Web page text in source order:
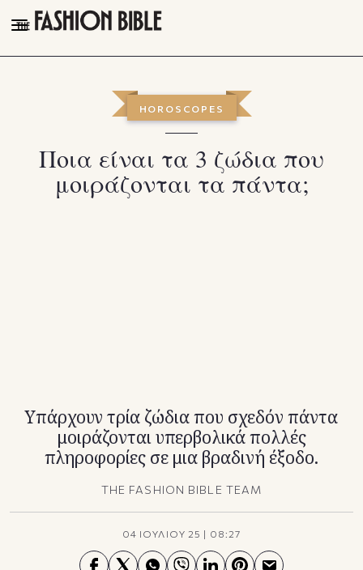
THE FASHION BIBLE
TALK OF THE TOWN
PLEASURES
HOROSCOPES
Ποια είναι τα 3 ζώδια που
μοιράζονται τα πάντα;
Υπάρχουν τρία ζώδια που σχεδόν πάντα
μοιράζονται υπερβολικά πολλές
πληροφορίες σε μια βραδινή έξοδο.
THE FASHION BIBLE TEAM
04 ΙΟΥΛΙΟΥ 25 | 08:27